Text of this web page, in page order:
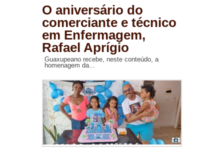
O aniversário do
comerciante e técnico
em Enfermagem,
Rafael Aprígio
Guaxupeano recebe, neste conteúdo, a
homenagem da...